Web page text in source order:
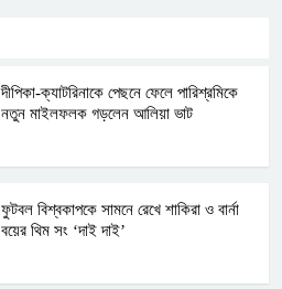
দীপিকা-ক্যাটরিনাকে পেছনে ফেলে পারিশ্রমিকে
নতুন মাইলফলক গড়লেন আলিয়া ভাট
ফুটবল বিশ্বকাপকে সামনে রেখে শাকিরা ও বার্না
বয়ের থিম সং ‘দাই দাই’